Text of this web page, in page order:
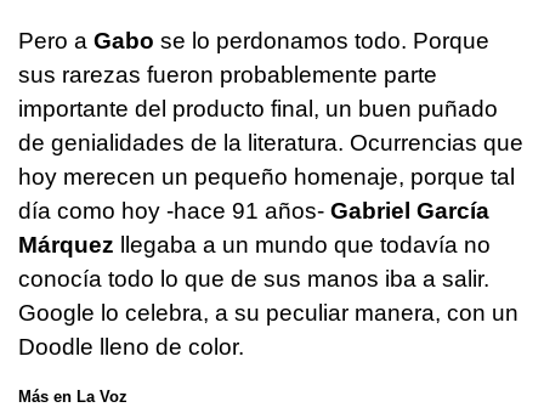
Pero a Gabo se lo perdonamos todo. Porque
sus rarezas fueron probablemente parte
importante del producto final, un buen puñado
de genialidades de la literatura. Ocurrencias que
hoy merecen un pequeño homenaje, porque tal
día como hoy -hace 91 años- Gabriel García
Márquez llegaba a un mundo que todavía no
conocía todo lo que de sus manos iba a salir.
Google lo celebra, a su peculiar manera, con un
Doodle lleno de color.
Más en La Voz